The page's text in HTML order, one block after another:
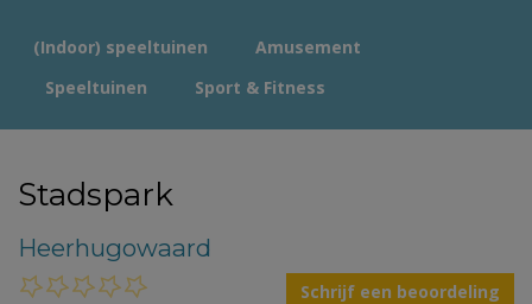
(Indoor) speeltuinen
Amusement
Speeltuinen
Sport & Fitness
Stadspark
Heerhugowaard
Schrijf een beoordeling